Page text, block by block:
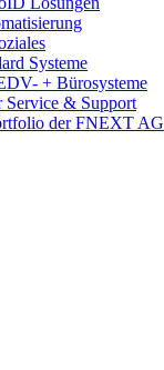
Systeme
+ Bürosysteme
Service & Support
der FNEXT AG